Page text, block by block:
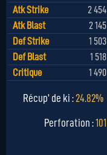
Atk Strike 2 454
Atk Blast
2 145
Def Strike
1 503
Def Blast
1 518
Critique
1 490
Récup' de ki :24.82%
Perforation :101